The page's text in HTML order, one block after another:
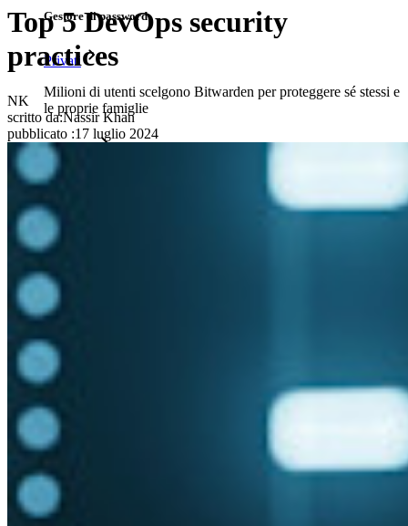
Gestore di password
Privati
Milioni di utenti scelgono Bitwarden per proteggere sé stessi e
le proprie famiglie
Famiglie
Aziende
Innumerevoli aziende e imprese scelgono Bitwarden per
proteggere i propri interessi
Scopri Secrets Manager
Gestione dei segreti con crittografia end-to-end per team di
sviluppo, DevOps e IT.
Sblocca le funzionalità passkey e molto altro con poche righe
di codice
Documentazione per sviluppatori
Top 5 DevOps security
practices
NK
scritto da:Nassir Khan
pubblicato :17 luglio 2024